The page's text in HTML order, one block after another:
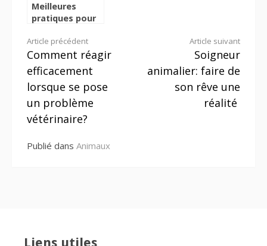
Meilleures
pratiques pour
ulcères
gastriques
équins
Lire
la
suite
Article précédent
Comment réagir
efficacement
lorsque se pose
un problème
vétérinaire?
Article suivant
Soigneur
animalier: faire de
son rêve une
réalité
Publié dans Animaux
Liens utiles